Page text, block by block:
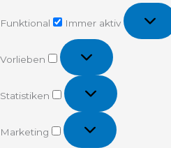
Funktional
Immer aktiv
Vorlieben
Vorlieben
Statistiken
Statistiken
Marketing
Marketing